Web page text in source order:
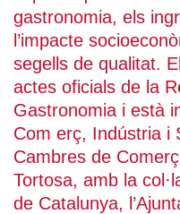
gastronomia, els
l’impacte
segells de qualitat.
actes oficials de la
Gastronomia i està
Com erç, Indústria i
Cambres de
Tortosa, amb la
de Catalunya,